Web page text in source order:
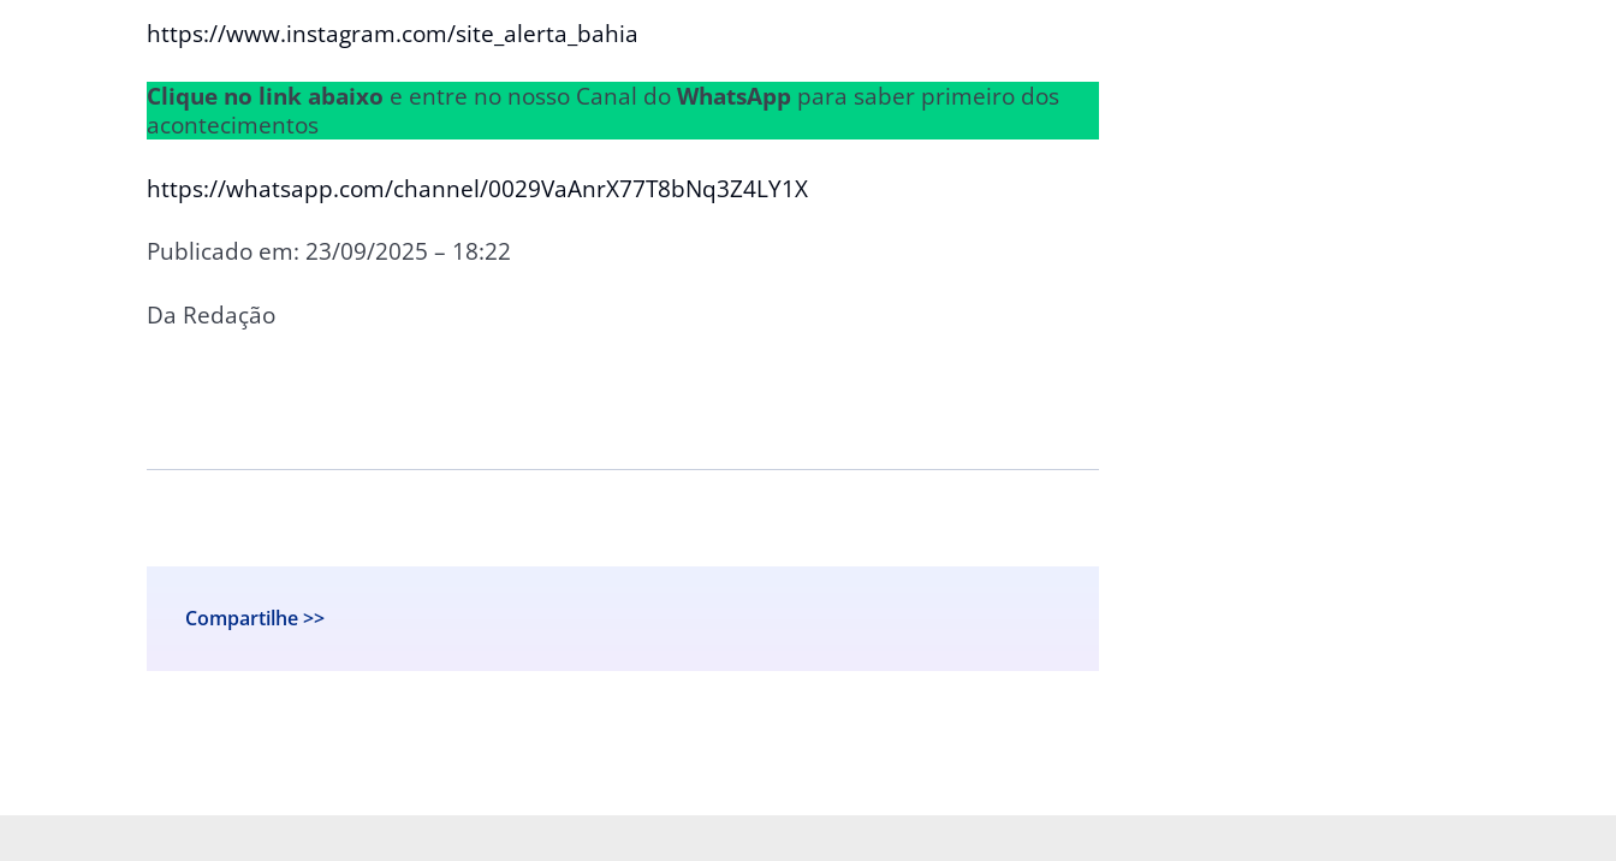
https://www.instagram.com/site_alerta_bahia
Clique no link abaixo e entre no nosso Canal doWhatsApp para saber primeiro dos
acontecimentos
https://whatsapp.com/channel/0029VaAnrX77T8bNq3Z4LY1X
Publicado em: 23/09/2025 – 18:22
Da Redação
Compartilhe >>